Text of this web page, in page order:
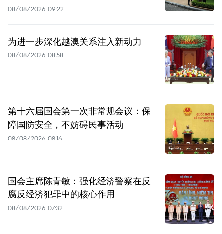
08/08/2026 09:22
为进一步深化越澳关系注入新动力
08/08/2026 08:58
第十六届国会第一次非常规会议：保
障国防安全，不妨碍民事活动
08/08/2026 08:16
国会主席陈青敏：强化经济警察在反
腐反经济犯罪中的核心作用
08/08/2026 07:32